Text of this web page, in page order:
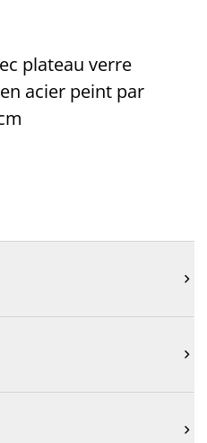
plateau verre
acier peint par


